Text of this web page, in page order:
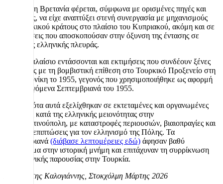
Η Μεγάλη Βρετανία φέρεται, σύμφωνα με ορισμένες πηγές και
ερμηνείες, να είχε αναπτύξει στενή συνεργασία με μηχανισμούς
του τουρκικού κράτους στο πλαίσιο του Κυπριακού, ακόμη και σε
επιχειρήσεις που αποσκοπούσαν στην όξυνση της έντασης σε
βάρος της ελληνικής πλευράς.
Στο ίδιο πλαίσιο εντάσσονται και εκτιμήσεις που συνδέουν ξένες
υπηρεσίες με τη βομβιστική επίθεση στο Τουρκικό Προξενείο στη
Θεσσαλονίκη το 1955, γεγονός που χρησιμοποιήθηκε ως αφορμή
για τα λεγόμενα Σεπτεμβριανά του 1955.
Τα γεγονότα αυτά εξελίχθηκαν σε εκτεταμένες και οργανωμένες
επιθέσεις κατά της ελληνικής μειονότητας στην
Κωνσταντινούπολη, με καταστροφές περιουσιών, βιαιοπραγίες και
σοβαρές επιπτώσεις για τον ελληνισμό της Πόλης. Τα
Σεπτεμβριανά (διάβασε λεπτομέρειες εδώ) άφησαν βαθύ
αποτύπωμα στην ιστορική μνήμη και επιτάχυναν τη συρρίκνωση
της ελληνικής παρουσίας στην Τουρκία.
Παναγιώτης Καλογιάννης, Στοκχόλμη Μάρτης 2026